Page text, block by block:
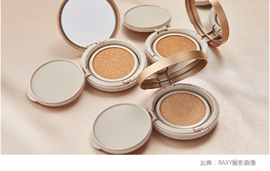
出典：RAXY撮影画像